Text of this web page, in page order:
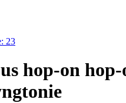
23
hop-on